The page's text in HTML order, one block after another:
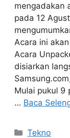
mengadakan
pada 12
Acara ini
Acara
disiarkan
Mulai pukul 9
… Baca
Kategori
Tekno